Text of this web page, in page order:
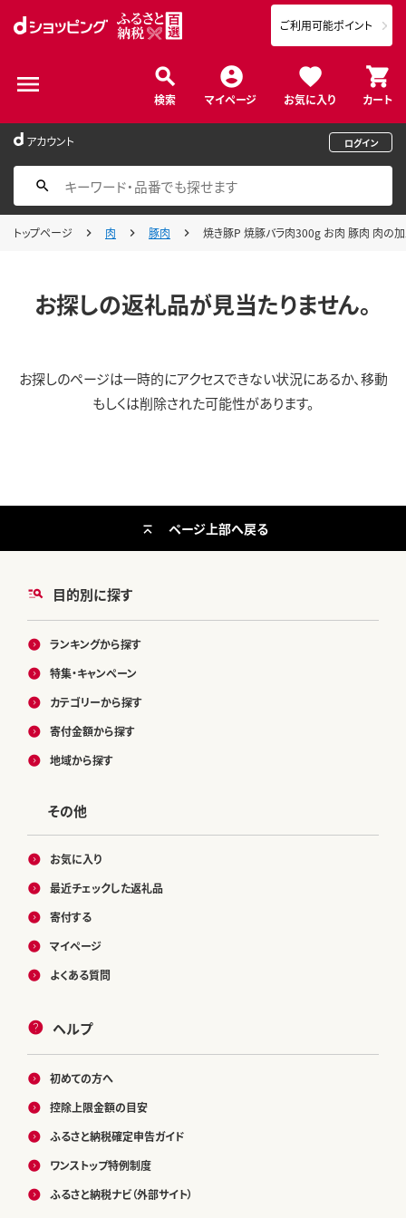
検索 マイページ お気に入り カート
ご利用可能ポイント
アカウント ログイン
トップページ 肉 豚肉 焼き豚P 焼豚バラ肉300g お肉 豚肉 肉の
お探しの返礼品が見当たりません。
お探しのページは一時的にアクセスできない状況にあるか、移動
もしくは削除された可能性があります。
目的別に探す
ランキングから探す
特集・キャンペーン
カテゴリーから探す
寄付金額から探す
地域から探す
その他
お気に入り
最近チェックした返礼品
寄付する
マイページ
よくある質問
ヘルプ
初めての方へ
控除上限金額の目安
ふるさと納税確定申告ガイド
ワンストップ特例制度
ふるさと納税ナビ（外部サイト）
ページ上部へ戻る